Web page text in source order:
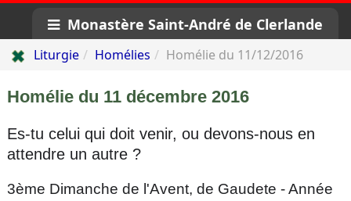
Monastère Saint-André de Clerlande
Liturgie Homélies Homélie du 11/12/2016
Homélie du 11 décembre2016
Es-tu celui qui doit venir, ou devons-nous en
attendre un autre ?
3ème Dimanche de l'Avent, de Gaudete - Année